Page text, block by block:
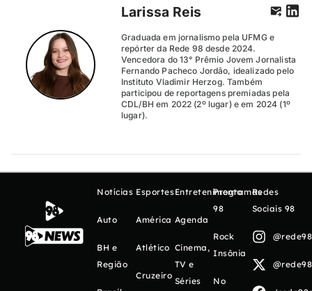
Larissa Reis
Graduada em jornalismo pela UFMG e
repórter da Rede 98 desde 2024.
Vencedora do 13° Prêmio Jovem Jornalista
Fernando Pacheco Jordão, idealizado pelo
Instituto Vladimir Herzog. Também
participou de reportagens premiadas pela
CDL/BH em 2022 (2º lugar) e em 2024 (1º
lugar).
Notícias
Auto
BH e
Região
Esportes
América
Atlético
Cruzeiro
Entretenimento
Agenda
Cinema,
TV e
Séries
Programas
98
Rock
Insônia
No
Redes
Sociais 98